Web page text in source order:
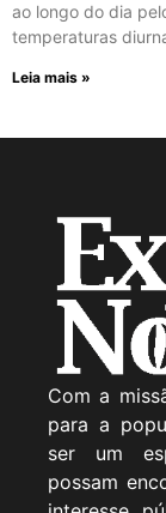
ao longo do dia
temperaturas
Leia mais »
Com a
para a
ser um
possam